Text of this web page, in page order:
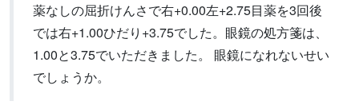
薬なしの屈折けんさで右+0.00左+2.75目薬を3回後
では右+1.00ひだり+3.75でした。眼鏡の処方箋は、
1.00と3.75でいただきました。 眼鏡になれないせい
でしょうか。